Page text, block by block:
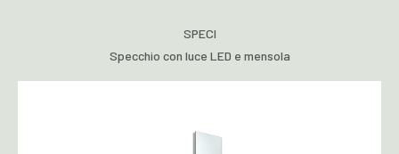
SPECI
Specchio con luce LED e mensola